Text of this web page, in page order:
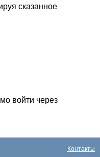
сказанное
войти через
Контакты